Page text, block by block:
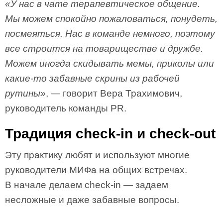
«У нас в чате терапевтическое общение.
Мы можем спокойно пожаловаться, понудеть,
посмеяться. Нас в команде немного, поэтому
все строится на товариществе и дружбе.
Можем иногда скидывать мемы, приколы или
какие-то забавные скрины из рабочей
рутины», — говорит Вера Трахимович,
руководитель команды PR.
Традиция check-in и check-out
Эту практику любят и используют многие
руководители МИФа на общих встречах.
В начале делаем check-in — задаем
несложные и даже забавные вопросы.